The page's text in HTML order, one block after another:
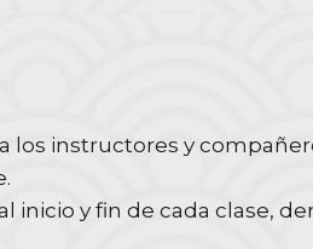
instructores y
inicio y fin de cada clase,